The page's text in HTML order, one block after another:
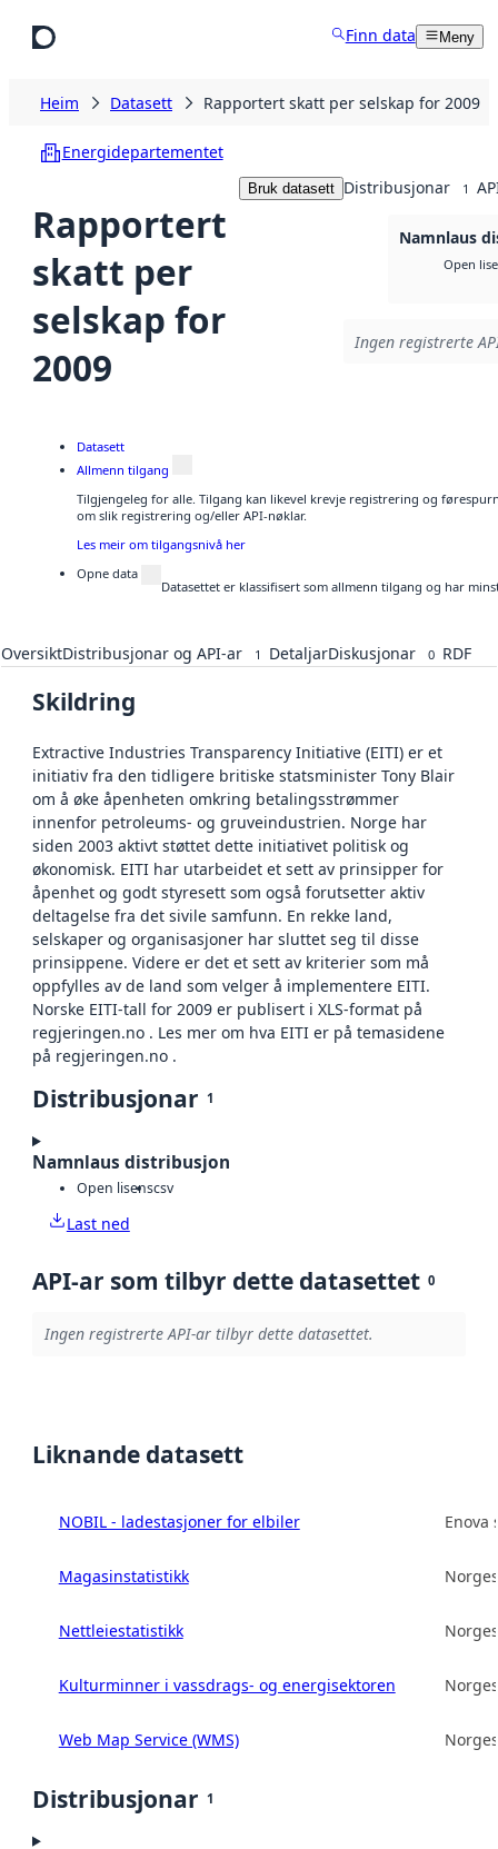
Finn data Meny
Heim Datasett Rapportert skatt per selskap for 2009
Energidepartementet
Rapportert
skatt per
selskap for
2009
Bruk datasett Distribusjonar 1
Namnlaus
Open
Ingen registrerte
Datasett
Allmenn tilgang
Tilgjengeleg for alle. Tilgang kan likevel krevje registrering og
om slik registrering og/eller API-nøklar.
Les meir om tilgangsnivå her
Opne data
Datasettet er klassifisert som allmenn tilgang og har
OversiktDistribusjonar og API-ar 1 DetaljarDiskusjonar 0 RDF
Skildring
Extractive Industries Transparency Initiative (EITI) er et
initiativ fra den tidligere britiske statsminister Tony Blair
om å øke åpenheten omkring betalingsstrømmer
innenfor petroleums- og gruveindustrien. Norge har
siden 2003 aktivt støttet dette initiativet politisk og
økonomisk. EITI har utarbeidet et sett av prinsipper for
åpenhet og godt styresett som også forutsetter aktiv
deltagelse fra det sivile samfunn. En rekke land,
selskaper og organisasjoner har sluttet seg til disse
prinsippene. Videre er det et sett av kriterier som må
oppfylles av de land som velger å implementere EITI.
Norske EITI-tall for 2009 er publisert i XLS-format på
regjeringen.no . Les mer om hva EITI er på temasidene
på regjeringen.no .
Distribusjonar 1
Namnlaus distribusjon
Open lisenscsv
Last ned
API-ar som tilbyr dette datasettet 0
Ingen registrerte API-ar tilbyr dette datasettet.
Liknande datasett
NOBIL - ladestasjoner for elbiler Enova
Magasinstatistikk
Nettleiestatistikk
Kulturminner i vassdrags- og energisektoren
Web Map Service (WMS)
Distribusjonar 1